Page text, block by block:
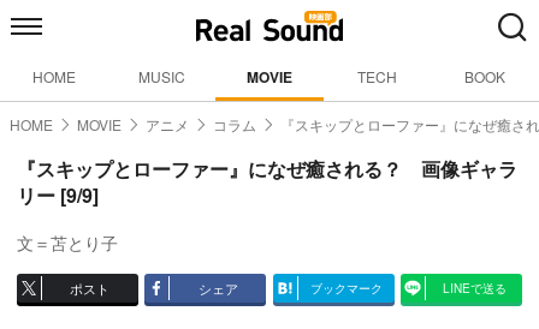
HOME MUSIC MOVIE TECH BOOK
HOME MOVIE アニメ コラム 『スキップとローファー』になぜ癒さ
『スキップとローファー』になぜ癒される？ 画像ギャラ
リー [9/9]
文＝苫とり子
ポスト シェア ブックマーク LINEで送る